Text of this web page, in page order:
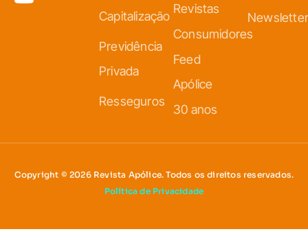
Capitalização
Previdência
Privada
Resseguros
Revistas
Consumidores
Feed
Apólice
30 anos
Newsletter
Copyright © 2026 Revista Apólice. Todos os direitos reservados.
Política de Privacidade